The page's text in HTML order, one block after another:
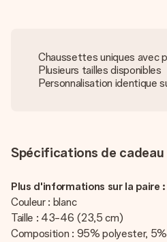
Chaussettes uniques avec
Plusieurs tailles disponibles
Personnalisation identique
Spécifications de cadeau
Plus d'informations sur la paire :
Couleur : blanc
Taille : 43-46 (23,5 cm)
Composition : 95% polyester, 5%